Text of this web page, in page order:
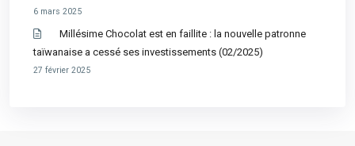
6 mars 2025
Millésime Chocolat est en faillite : la nouvelle patronne
taïwanaise a cessé ses investissements (02/2025)
27 février 2025